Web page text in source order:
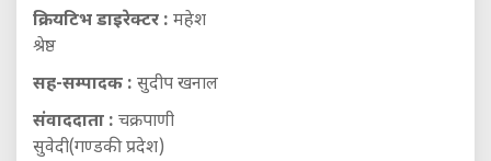
क्रियटिभ डाइरेक्टर : महेश
श्रेष्ठ
सह-सम्पादक : सुदीप खनाल
संवाददाता : चक्रपाणी
सुवेदी(गण्डकी प्रदेश)